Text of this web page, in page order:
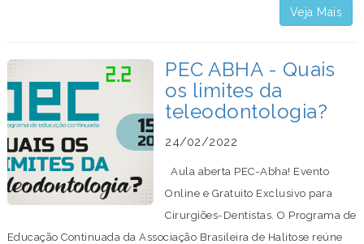
Veja Mais
PEC ABHA - Quais
os limites da
teleodontologia?
24/02/2022
Aula aberta PEC-Abha! Evento
Online e Gratuito Exclusivo para
Cirurgiões-Dentistas. O Programa de
Educação Continuada da Associação Brasileira de Halitose reúne